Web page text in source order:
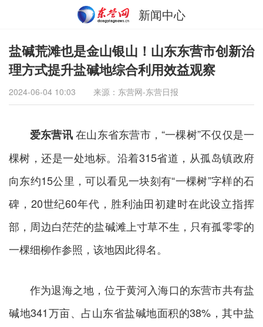
新闻中心
盐碱荒滩也是金山银山！山东东营市创新治
理方式提升盐碱地综合利用效益观察
2024-06-04 10:03 来源：东营网-东营日报
爱东营讯在山东省东营市，“一棵树”不仅仅是一
棵树，还是一处地标。沿着315省道，从孤岛镇政府
向东约15公里，可以看见一块刻有“一棵树”字样的石
碑，20世纪60年代，胜利油田初建时在此设立指挥
部，周边白茫茫的盐碱滩上寸草不生，只有孤零零的
一棵细柳作参照，该地因此得名。
作为退海之地，位于黄河入海口的东营市共有盐
碱地341万亩、占山东省盐碱地面积的38%，其中盐